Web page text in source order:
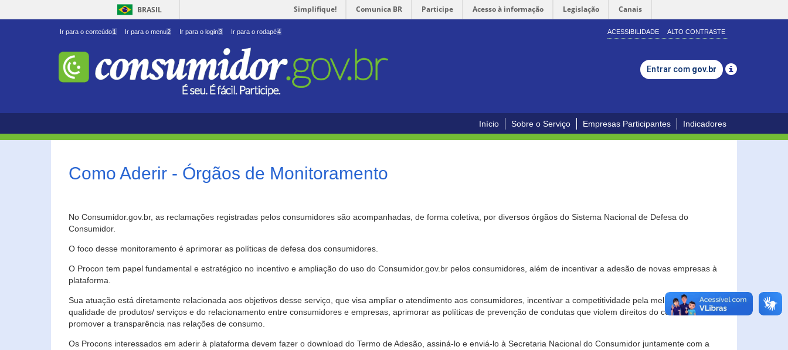
BRASIL Simplifique! Comunica BR Participe Acesso à informação Legislação Canais
Ir para o conteúdo1 Ir para o menu2 Ir para o login3 Ir para o rodapé4 ACESSIBILIDADE ALTO CONTRASTE
Entrar com gov.br
Início Sobre o Serviço Empresas Participantes Indicadores
Como Aderir - Órgãos de Monitoramento
No Consumidor.gov.br, as reclamações registradas pelos consumidores são acompanhadas, de forma coletiva, por diversos órgãos do Sistema Nacional de Defesa do
Consumidor.
O foco desse monitoramento é aprimorar as políticas de defesa dos consumidores.
O Procon tem papel fundamental e estratégico no incentivo e ampliação do uso do Consumidor.gov.br pelos consumidores, além de incentivar a adesão de novas empresas à
plataforma.
Sua atuação está diretamente relacionada aos objetivos desse serviço, que visa ampliar o atendimento aos consumidores, incentivar a competitividade pela melhoria da
qualidade de produtos/ serviços e do relacionamento entre consumidores e empresas, aprimorar as políticas de prevenção de condutas que violem direitos do consumidor e
promover a transparência nas relações de consumo.
Os Procons interessados em aderir à plataforma devem fazer o download do Termo de Adesão, assiná-lo e enviá-lo à Secretaria Nacional do Consumidor juntamente com a